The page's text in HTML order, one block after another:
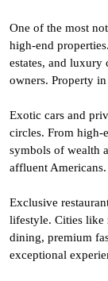
One of the most
high-end
estates, and luxury
owners. Property
Exotic cars and
circles. From high-
symbols of wealth
affluent Americans.
Exclusive
lifestyle. Cities like
dining, premium
exceptional